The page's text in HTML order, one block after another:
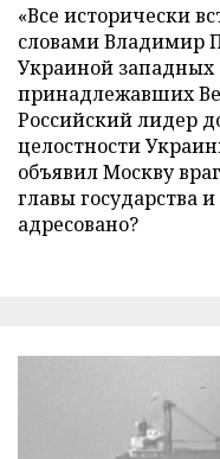
«Все исторически
словами Владимир
Украиной западных
принадлежавших
Российский лидер
целостности
объявил Москву
главы государства
адресовано?